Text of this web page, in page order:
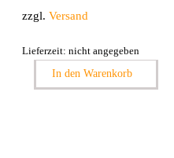
zzgl. Versand
Lieferzeit: nicht angegeben
In den Warenkorb